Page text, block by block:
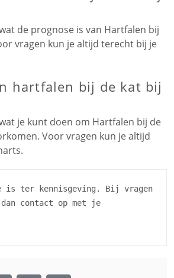
de prognose is van Hartfalen bij
vragen kun je altijd terecht bij je
hartfalen bij de kat bij
je kunt doen om Hartfalen bij de
Voor vragen kun je altijd
is ter kennisgeving. Bij vragen
dan contact op met je